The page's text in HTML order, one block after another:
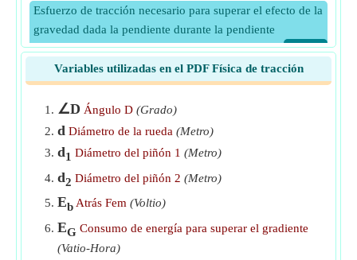
Esfuerzo de tracción necesario para superar el efecto de la
gravedad dada la pendiente durante la pendiente
ascendente
​Vamos
Esfuerzo de tracción necesario para superar la resistencia
Esfuerzo de tracción total requerido para la propulsión del
tren
​Vamos
Variables utilizadas en el PDF Física de tracción
∠D Ángulo D (Grado)
d Diámetro de la rueda (Metro)
d1 Diámetro del piñón 1 (Metro)
d2 Diámetro del piñón 2 (Metro)
Eb Atrás Fem (Voltio)
EG Consumo de energía para superar el gradiente
(Vatio-Hora)